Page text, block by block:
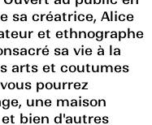
sa créatrice, Alice
et ethnographe
sa vie à la
arts et coutumes
pourrez
une maison
bien d'autres